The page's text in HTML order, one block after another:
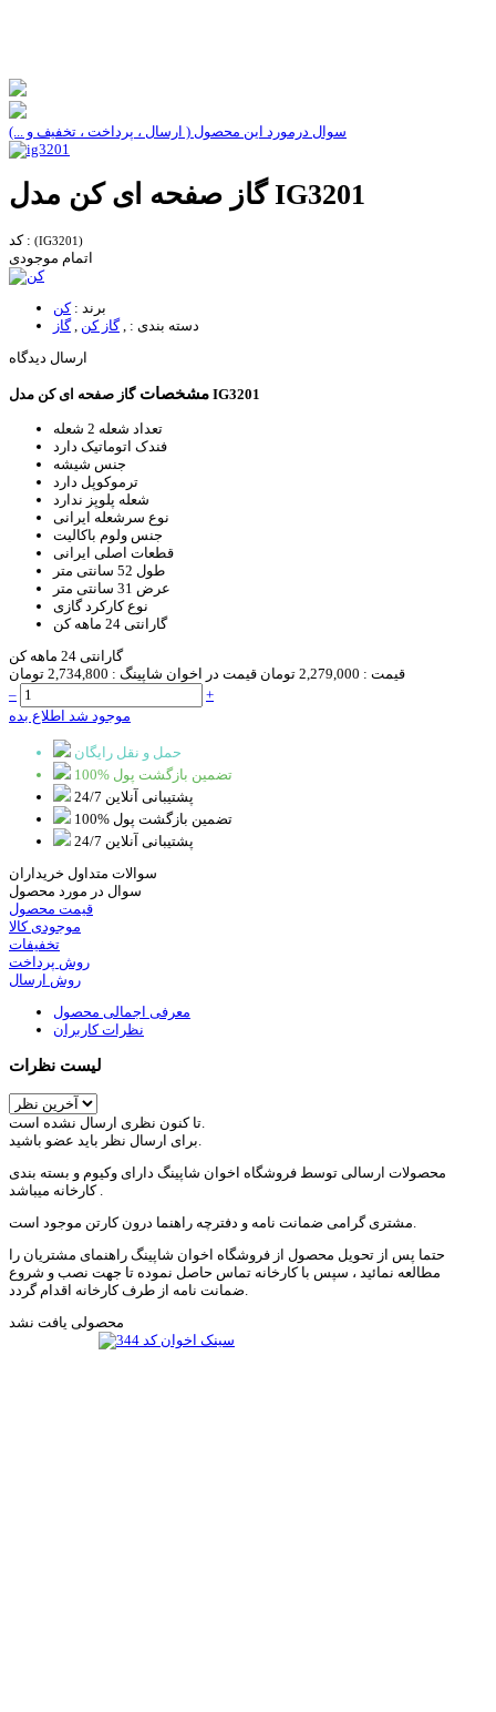
سوال درمورد این محصول ( ارسال ، پرداخت ، تخفیف و ...)
گاز صفحه ای کن مدل IG3201
کد : (IG3201)
اتمام موجودی
برند :کن
دسته بندی : ,گاز کن ,گاز
ارسال دیدگاه
مشخصات گاز صفحه ای کن مدل IG3201
تعداد شعله 2 شعله
فندک اتوماتیک دارد
جنس شیشه
ترموکوپل دارد
شعله پلوپز ندارد
نوع سرشعله ایرانی
جنس ولوم باکالیت
قطعات اصلی ایرانی
طول 52 سانتی متر
عرض 31 سانتی متر
نوع کارکردگازی
گارانتی 24 ماهه کن
گارانتی 24 ماهه کن
قیمت : 2,279,000 تومان قیمت در اخوان شاپینگ : 2,734,800 تومان
–
+
موجود شد اطلاع بده
حمل و نقل رایگان
100% تضمین بازگشت پول
پشتیبانی آنلاین 24/7
100% تضمین بازگشت پول
پشتیبانی آنلاین 24/7
سوالات متداول خریداران
سوال در مورد محصول
قیمت محصول
موجودی کالا
تخفیفات
روش پرداخت
روش ارسال
معرفی اجمالی محصول
نظرات کاربران
لیست نظرات
محصولات ارسالی توسط فروشگاه اخوان شاپینگ دارای وکیوم و بسته بندی
کارخانه میباشد .
حتما پس از تحویل محصول از فروشگاه اخوان شاپینگ راهنمای مشتریان را
مطالعه نمائید ، سپس با کارخانه تماس حاصل نموده تا جهت نصب و شروع
محصولی یافت نشد